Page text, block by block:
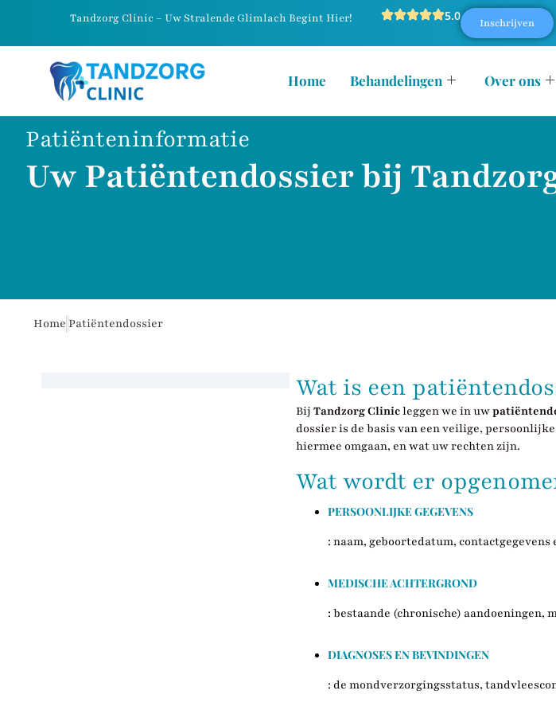
Tandzorg Clinic – Uw Stralende Glimlach Begint Hier! 5.0 Inschrijven
Home Behandelingen Over ons
Patiënteninformatie
Uw Patiëntendossier bij
Home Patiëntendossier
Wat is een
Bij Tandzorg Clinicleggen we in uw
dossier is de basis van een veilige,
hiermee omgaan, en wat uw rechten zijn.
Wat wordt er
PERSOONLIJKE GEGEVENS
: naam, geboortedatum,
MEDISCHE ACHTERGROND
: bestaande (chronische)
DIAGNOSES EN BEVINDINGEN
: de mondverzorgingsstatus,